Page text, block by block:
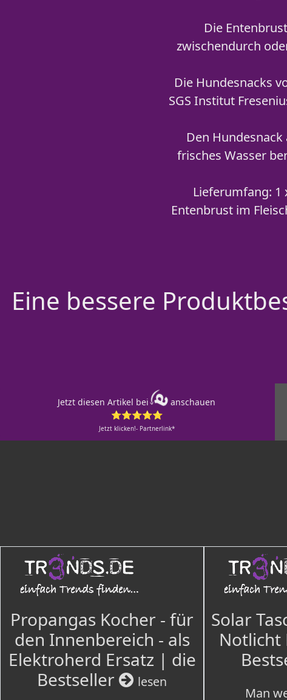
Die
zwischendurch
Die Hundesnacks
SGS Institut
Den
frisches Wasser
Lieferumfang: 1
Entenbrust im
Eine bessere
Jetzt diesen Artikel bei
anschauen
⭐⭐⭐⭐⭐
Jetzt klicken!- Partnerlink*
Propangas Kocher - für
den Innenbereich - als
Elektroherd Ersatz | die
Bestseller
lesen
Solar
Notlicht
Man